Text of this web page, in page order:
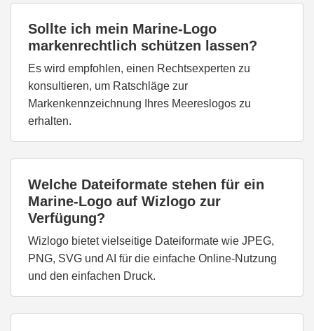
Sollte ich mein Marine-Logo
markenrechtlich schützen lassen?
Es wird empfohlen, einen Rechtsexperten zu
konsultieren, um Ratschläge zur
Markenkennzeichnung Ihres Meereslogos zu
erhalten.
Welche Dateiformate stehen für ein
Marine-Logo auf Wizlogo zur
Verfügung?
Wizlogo bietet vielseitige Dateiformate wie JPEG,
PNG, SVG und AI für die einfache Online-Nutzung
und den einfachen Druck.